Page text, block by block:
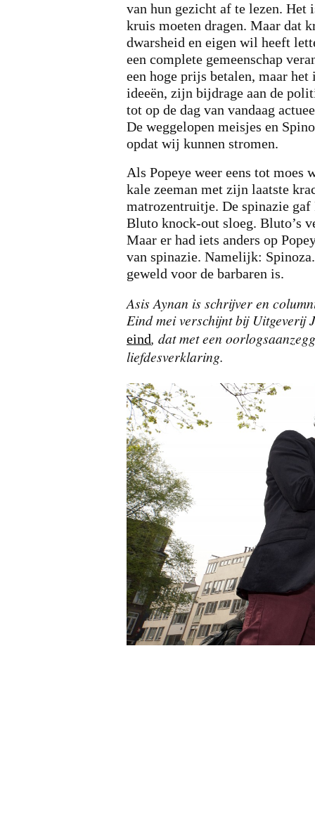
van hun gezicht af te lezen. Het
kruis moeten dragen. Maar dat
dwarsheid en eigen wil heeft
een complete gemeenschap
een hoge prijs betalen, maar
ideeën, zijn bijdrage aan de
tot op de dag van vandaag
De weggelopen meisjes en
opdat wij kunnen stromen.
Als Popeye weer eens tot moes
kale zeeman met zijn laatste
matrozentruitje. De spinazie
Bluto knock-out sloeg. Bluto’s
Maar er had iets anders op
van spinazie. Namelijk:
geweld voor de barbaren is.
Asis Aynan is schrijver en
Eind mei verschijnt bij Uitgeverij
eind, dat met een
liefdesverklaring.